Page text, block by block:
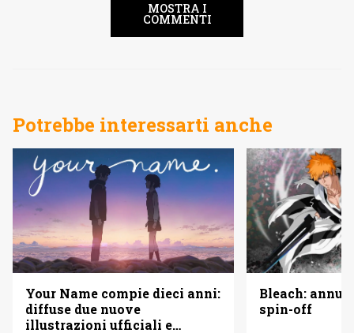
MOSTRA I
COMMENTI
Potrebbe interessarti anche
Your Name compie dieci anni:
diffuse due nuove
illustrazioni ufficiali e
Bleach:
spin-off